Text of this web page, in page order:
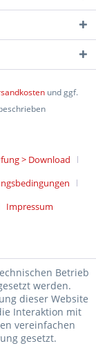
und ggf.
> Download
Impressum
Betrieb
werden.
dieser Website
Interaktion mit
vereinfachen
gesetzt.